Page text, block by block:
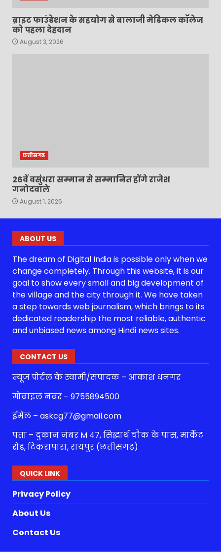
ब्राइट फाउंडेशन के सहयोग से बालाजी मेडिकल कॉलेज
को पहला देहदान
August 3, 2026
छत्तीसगढ़
26वें वसुंधरा सम्मान से सम्मानित होंगे राजेश
गनोदवाले
August 1, 2026
ABOUT US
The dream of Digital India is possible only when we
change completely. Through this website, it is our
goal to show every small and big development of
the village and the city through it. We have taken
a step towards web journalism, which brings to its
dedicated readership the most reliable, authentic
and unbiased news among Hindi news sites.
CONTACT US
न्यूज पोर्टल के स्वामी/संपादक – आकाश धनगर
मोबाइल नंबर – 9755894500
ईमेल – askcg77@gmail.com
पता – दुकान नंबर M 47, सिद्धार्थ चौक के पास, मार्केट
रोड, टिकरापारा, रायपुर (छत्तीसगढ़)
QUICK LINK
Privacy Policy
About Us
Contact Us